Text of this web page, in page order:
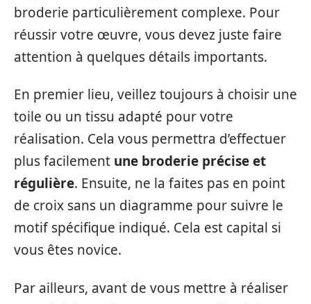
broderie particulièrement complexe. Pour
réussir votre œuvre, vous devez juste faire
attention à quelques détails importants.
En premier lieu, veillez toujours à choisir une
toile ou un tissu adapté pour votre
réalisation. Cela vous permettra d’effectuer
plus facilement une broderie précise et
régulière. Ensuite, ne la faites pas en point
de croix sans un diagramme pour suivre le
motif spécifique indiqué. Cela est capital si
vous êtes novice.
Par ailleurs, avant de vous mettre à réaliser